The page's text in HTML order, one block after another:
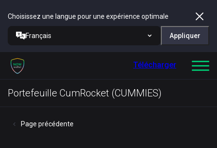
Choisissez une langue pour une expérience optimale
Français Appliquer
Télécharger
Portefeuille CumRocket (CUMMIES)
Page précédente